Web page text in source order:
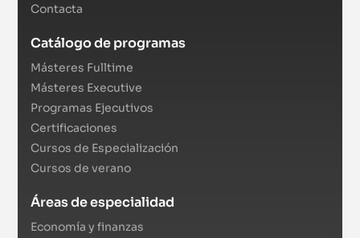
Contacta
Catálogo de programas
Másteres Fulltime
Másteres Executive
Programas Ejecutivos
Certificaciones
Cursos de Especialización
Cursos de verano
Áreas de especialidad
Economía y finanzas